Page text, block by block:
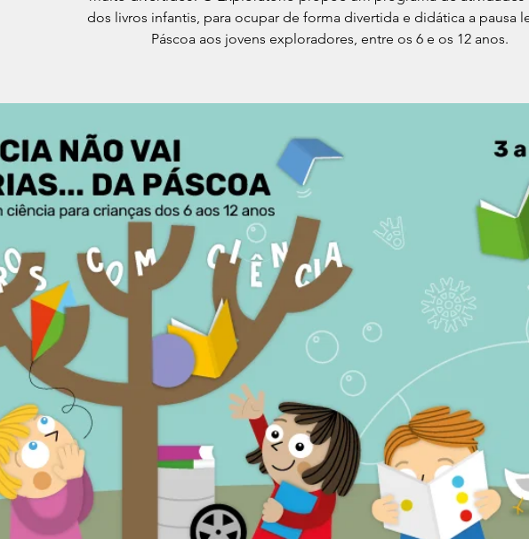
dos livros infantis, para ocupar de forma divertida e didática a pausa
Páscoa aos jovens exploradores, entre os 6 e os 12 anos.